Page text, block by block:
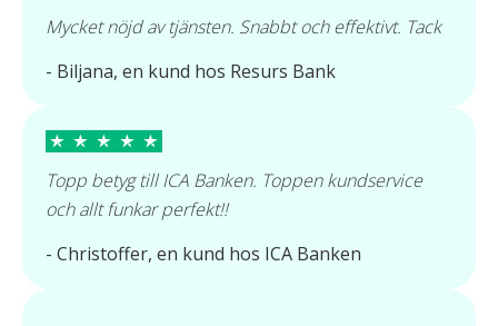
Mycket nöjd av tjänsten. Snabbt och effektivt. Tack
- Biljana, en kund hos Resurs Bank
Topp betyg till ICA Banken. Toppen kundservice
och allt funkar perfekt!!
- Christoffer, en kund hos ICA Banken